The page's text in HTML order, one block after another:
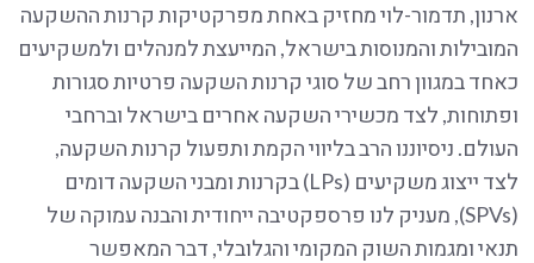
ארנון, תדמור-לוי מחזיק באחת מפרקטיקות קרנות ההשקעה
המובילות והמנוסות בישראל, המייעצת למנהלים ולמשקיעים
כאחד במגוון רחב של סוגי קרנות השקעה פרטיות סגורות
ופתוחות, לצד מכשירי השקעה אחרים בישראל וברחבי
העולם. ניסיוננו הרב בליווי הקמת ותפעול קרנות השקעה,
לצד ייצוג משקיעים (LPs) בקרנות ומבני השקעה דומים
(SPVs), מעניק לנו פרספקטיבה ייחודית והבנה עמוקה של
תנאי ומגמות השוק המקומי והגלובלי, דבר המאפשר